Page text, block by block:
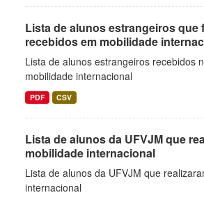
Lista de alunos estrangeiros que
recebidos em mobilidade
Lista de alunos estrangeiros recebidos
mobilidade internacional
PDF CSV
Lista de alunos da UFVJM que
mobilidade internacional
Lista de alunos da UFVJM que
internacional